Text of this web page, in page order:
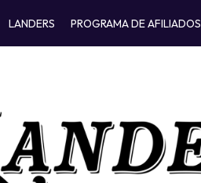
LANDERS PROGRAMA DE AFILIADOS